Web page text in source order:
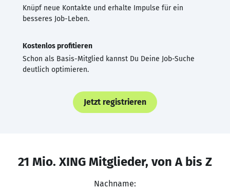
Knüpf neue Kontakte und erhalte Impulse für ein
besseres Job-Leben.
Kostenlos profitieren
Schon als Basis-Mitglied kannst Du Deine Job-Suche
deutlich optimieren.
Jetzt registrieren
21 Mio. XING Mitglieder, von A bis Z
Nachname: